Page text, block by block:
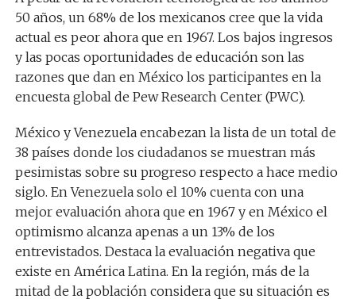
50 años, un 68% de los mexicanos cree que la vida
actual es peor ahora que en 1967. Los bajos ingresos
y las pocas oportunidades de educación son las
razones que dan en México los participantes en la
encuesta global de Pew Research Center (PWC).
México y Venezuela encabezan la lista de un total de
38 países donde los ciudadanos se muestran más
pesimistas sobre su progreso respecto a hace medio
siglo. En Venezuela solo el 10% cuenta con una
mejor evaluación ahora que en 1967 y en México el
optimismo alcanza apenas a un 13% de los
entrevistados. Destaca la evaluación negativa que
existe en América Latina. En la región, más de la
mitad de la población considera que su situación es